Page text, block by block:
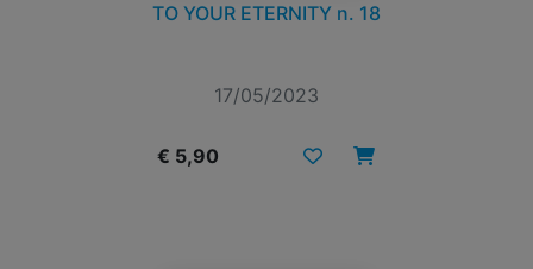
TO YOUR ETERNITY n. 18
17/05/2023
€ 5,90